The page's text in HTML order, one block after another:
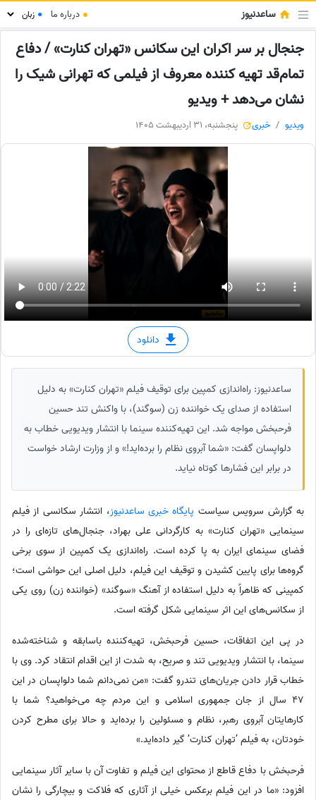
ساعدنیوز ● درباره ما ●
جنجال بر سر اکران این سکانس «تهران کنارت» / دفاع
تمام‌قد تهیه کننده معروف از فیلمی که تهرانی شیک را
نشان می‌دهد + ویدیو
ویدیو خبری پنجشنبه، 31 اردیبهشت 1405
دانلود
ساعدنیوز: راه‌اندازی کمپین برای توقیف فیلم «تهران کنارت» به دلیل
استفاده از صدای یک خواننده زن (سوگند)، با واکنش تند حسین
فرحبخش مواجه شد. این تهیه‌کننده سینما با انتشار ویدیویی خطاب به
دلواپسان گفت: «شما آبروی نظام را برده‌اید!» و از وزارت ارشاد خواست
در برابر این فشارها کوتاه نیاید.
به گزارش سرویس سیاست پایگاه خبری ساعدنیوز،‌ انتشار سکانسی از فیلم
سینمایی «تهران کنارت» به کارگردانی علی بهراد، جنجال‌های تازه‌ای را در
فضای سینمای ایران به پا کرده است. راه‌اندازی یک کمپین از سوی برخی
گروه‌ها برای پایین کشیدن و توقیف این فیلم، دلیل اصلی این حواشی است؛
کمپینی که ظاهراً به دلیل استفاده از آهنگ «سوگند» (خواننده زن) روی یکی
از سکانس‌های این اثر سینمایی شکل گرفته است.
در پی این اتفاقات، حسین فرحبخش، تهیه‌کننده باسابقه و شناخته‌شده
سینما، با انتشار ویدیویی تند و صریح، به شدت از این اقدام انتقاد کرد. وی با
خطاب قرار دادن جریان‌های تندرو گفت: «من نمی‌دانم شما دلواپسان در این
47 سال از جان جمهوری اسلامی و این مردم چه می‌خواهید؟ شما با
کارهایتان آبروی رهبر، نظام و مسئولین را برده‌اید و حالا برای مطرح کردن
خودتان، به فیلم ‘تهران کنارت’ گیر داده‌اید.»
فرحبخش با دفاع قاطع از محتوای این فیلم و تفاوت آن با سایر آثار سینمایی
افزود: «ما در این فیلم برعکس خیلی از آثاری که فلاکت و بیچارگی را نشان